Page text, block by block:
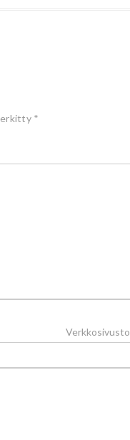
*
Verkkosivusto